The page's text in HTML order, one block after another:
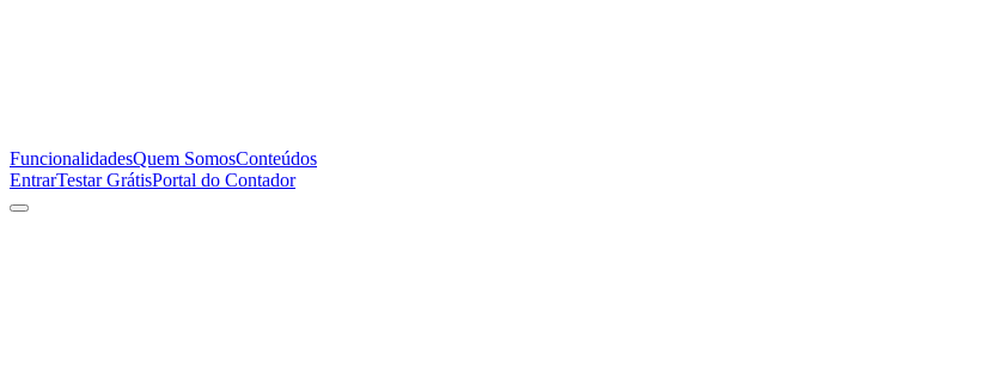
FuncionalidadesQuem SomosConteúdos
EntrarTestar GrátisPortal do Contador